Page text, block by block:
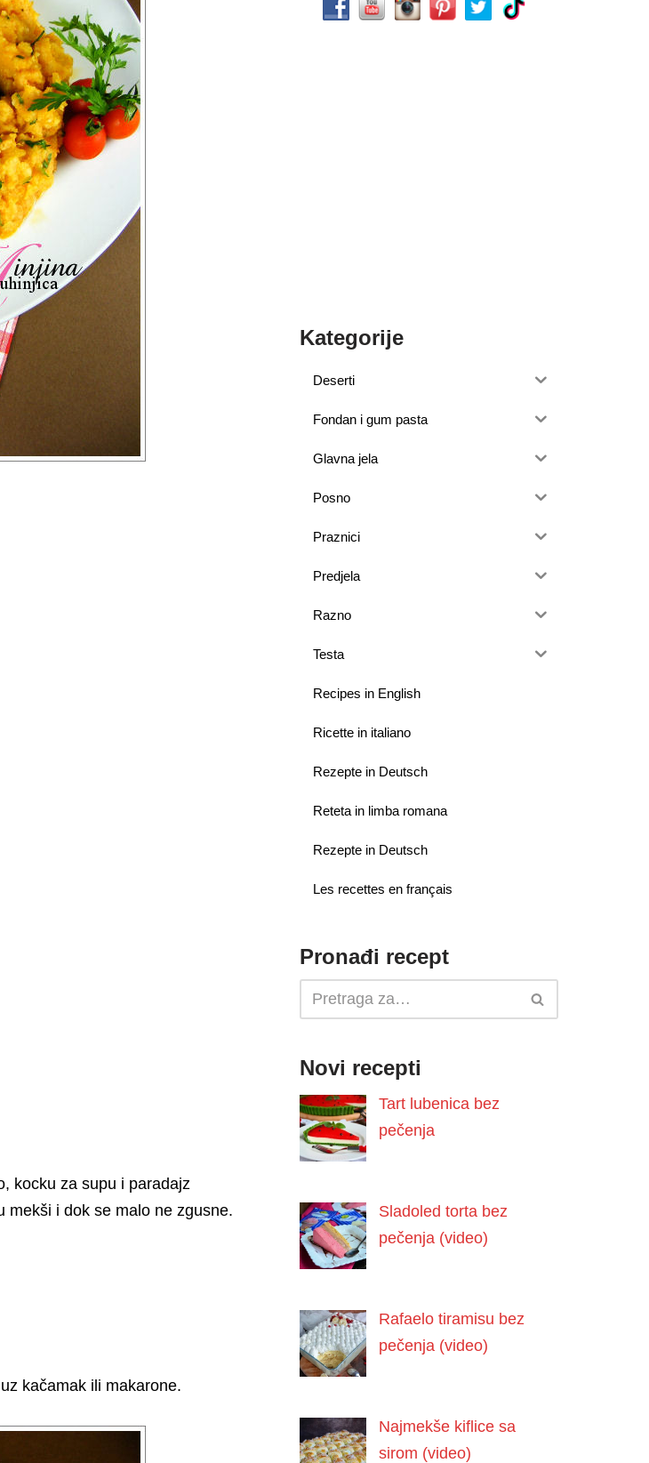
kocku za supu i paradajz
mekši i dok se malo ne zgusne.
kačamak ili makarone.
Kategorije
Deserti
Fondan i gum pasta
Glavna jela
Posno
Praznici
Predjela
Razno
Testa
Recipes in English
Ricette in italiano
Rezepte in Deutsch
Reteta in limba romana
Rezepte in Deutsch
Les recettes en français
Pronađi recept
Novi recepti
Tart lubenica bez
pečenja
Sladoled torta bez
pečenja (video)
Rafaelo tiramisu bez
pečenja (video)
Najmekše kiflice sa
sirom (video)